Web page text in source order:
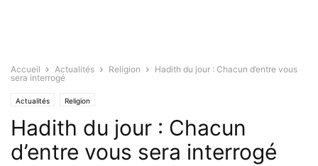
Accueil Actualités Religion
Hadith du jour : Chacun d’entre vous
sera interrogé
Actualités Religion
Hadith du jour : Chacun
d’entre vous sera interrogé